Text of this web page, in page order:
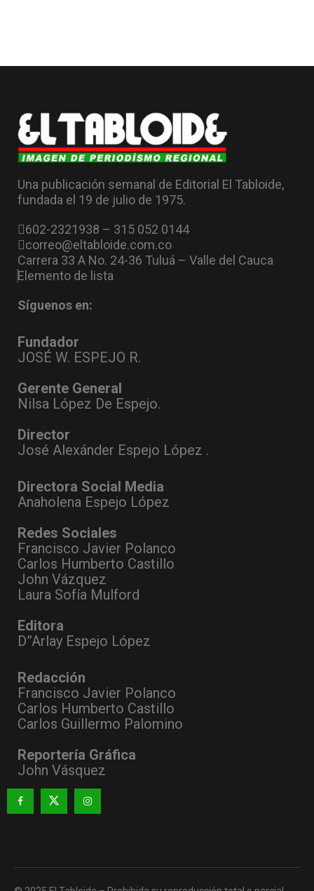
Una publicación semanal de Editorial El Tabloide,
fundada el 19 de julio de 1975.
602-2321938 – 315 052 0144
correo@eltabloide.com.co
Carrera 33 A No. 24-36 Tuluá – Valle del Cauca
Elemento de lista
Síguenos en:
Fundador
JOSÉ W. ESPEJO R.
Gerente General
Nilsa López De Espejo.
Director
José Alexánder Espejo López .
Directora Social Media
Anaholena Espejo López
Redes Sociales
Francisco Javier Polanco
Carlos Humberto Castillo
John Vázquez
Laura Sofía Mulford
Editora
D”Arlay Espejo López
Redacción
Francisco Javier Polanco
Carlos Humberto Castillo
Carlos Guillermo Palomino
Reportería Gráfica
John Vásquez